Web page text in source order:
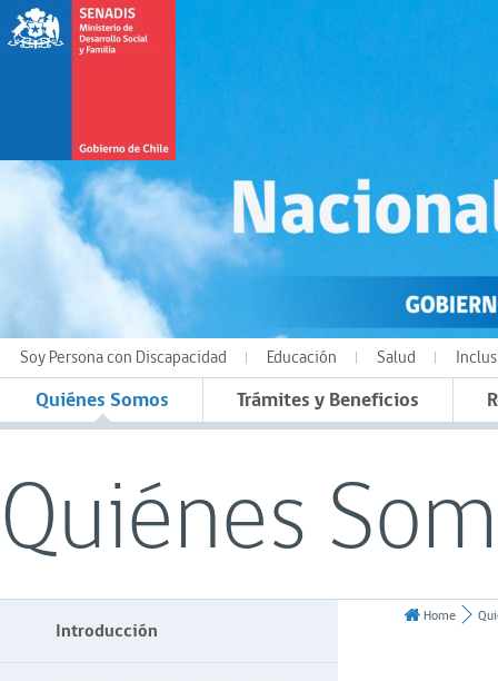
Soy Persona con Discapacidad Educación Salud
Quiénes Somos Trámites y Beneficios
Quiénes
Introducción
Home